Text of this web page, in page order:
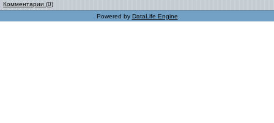
Комментарии (0)
Powered by DataLife Engine